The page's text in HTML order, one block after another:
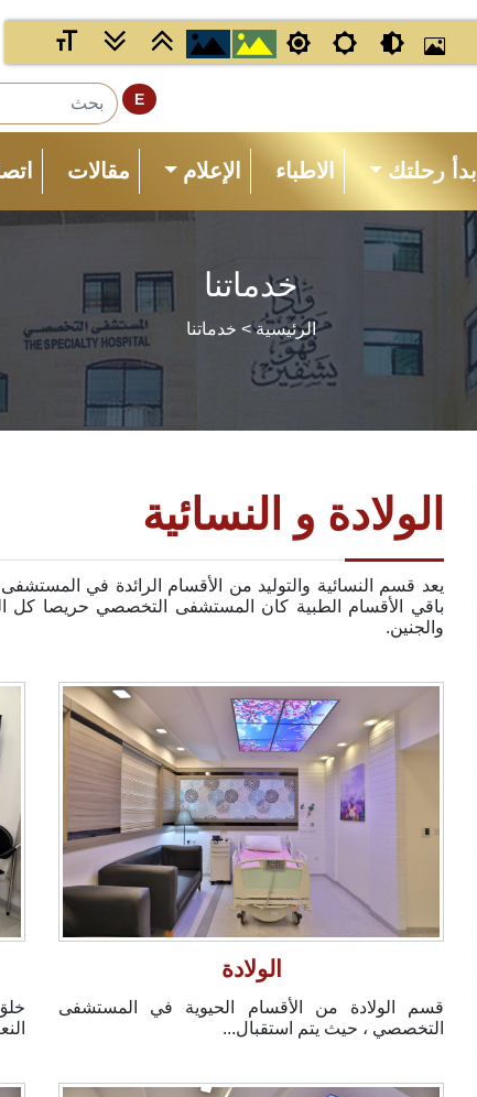
E
ابدأ رحلتك الاطباء الإعلام مقالات
خدماتنا
الرئيسية> خدماتنا
الولادة و النسائية
يعد قسم النسائية والتوليد من الأقسام الرائدة في
باقي الأقسام الطبية كان المستشفى التخصصي حريصا
والجنين.
الولادة
قسم الولادة من الأقسام الحيوية في المستشفى
التخصصي ، حيث يتم استقبال...